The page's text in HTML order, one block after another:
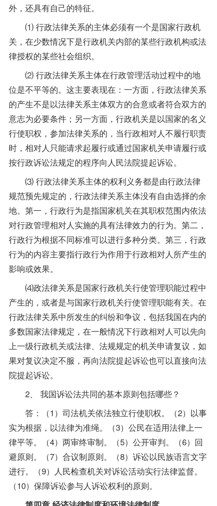
外，还具有自己的特征。
⑴ 行政法律关系的主体必须有一个是国家行政机
关，在少数情况下是行政机关内部的某些行政机构或法
律授权的某些社会组织。
⑵ 行政法律关系主体在行政管理活动过程中的地
位是不平等的。这主要表现在：一方面，行政法律关系
的产生不是以法律关系主体双方的合意或者符合双方的
意志为必要条件；另一方面，行政机关是以国家的名义
行使职权，参加法律关系的，当行政相对人不履行职责
时，相对人只能请求起履行或通过国家机关申请履行或
按行政诉讼法规定的程序向人民法院提起诉讼。
⑶ 行政法律关系主体的权利义务都是由行政法律
规范预先规定的，行政法律关系主体没有自由选择的余
地。第一，行政行为是指国家机关在其职权范围内依法
对行政管理相对人实施的具有法律效力的行为。第二，
行政行为根据不同标准可以进行多种分类。第三，行政
行为的内容主要指行政行为作用于行政相对人所产生的
影响或效果。
⑷政法律关系是国家行政机关行使管理职能过程中
产生的，或者是与国家行政机关行使管理职能有关。在
行政法律关系中所发生的纠纷和争议，包括我国在内的
多数国家法律规定，在一般情况下行政相对人可以先向
上一级行政机关或法律、法规规定的机关申请复议，如
果对复议决定不服，再向法院提起诉讼也可以直接向法
院提起诉讼。
2、 我国诉讼法共同的基本原则包括哪些？
答：（1）司法机关依法独立行使职权。（2）以事
实为根据，以法律为准绳。（3）公民在适用法律上一
律平等。（4）两审终审制。（5）公开审判。（6）回
避原则。（7）合议制原则。（8）诉讼以民族语言文字
进行。（9）人民检查机关对诉讼活动实行法律监督。
（10）保障诉讼参与人诉讼权利的原则。